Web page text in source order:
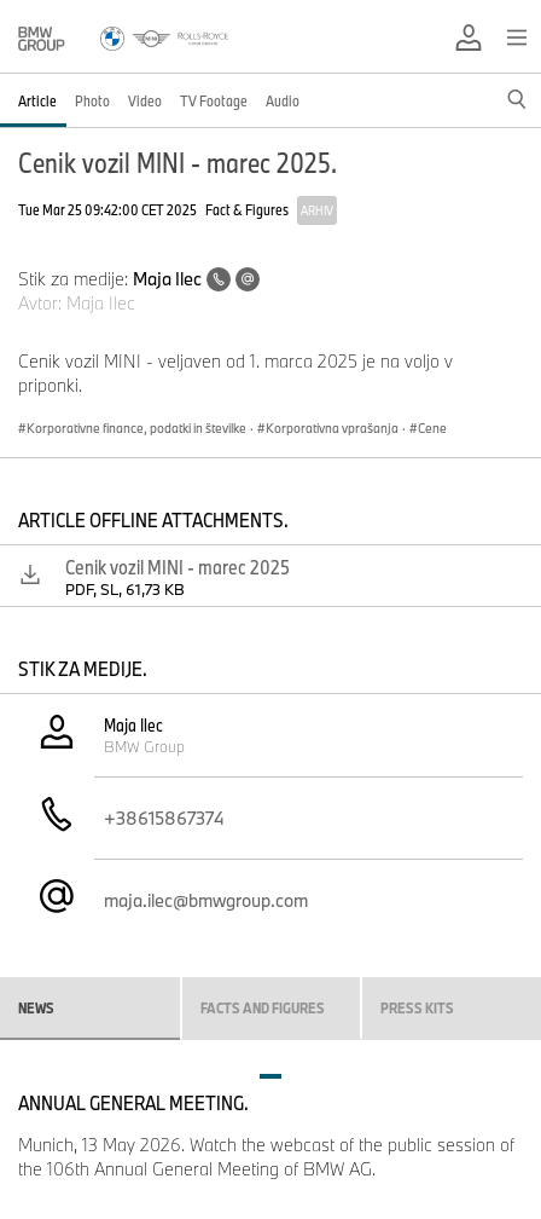
Article Photo Video TV Footage Audio
Cenik vozil MINI - marec 2025.
Tue Mar 25 09:42:00 CET 2025 Fact & Figures ARHIV
Stik za medije: Maja Ilec
Avtor: Maja Ilec
Cenik vozil MINI - veljaven od 1. marca 2025 je na voljo v
priponki.
Korporativne finance, podatki in številke · Korporativna vprašanja · Cene
ARTICLE OFFLINE ATTACHMENTS.
Cenik vozil MINI - marec 2025
PDF, SL, 61,73 KB
STIK ZA MEDIJE.
Maja Ilec
BMW Group
+38615867374
maja.ilec@bmwgroup.com
NEWS FACTS AND FIGURES PRESS KITS
ANNUAL GENERAL MEETING.
Munich, 13 May 2026. Watch the webcast of the public session of
the 106th Annual General Meeting of BMW AG.